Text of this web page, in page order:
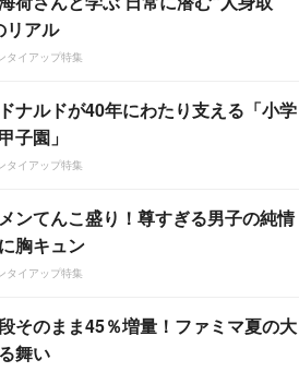
リアル
タイアップ特集
ナルドが40年にわたり支える「小学
子園」
タイアップ特集
ンてんこ盛り！尊すぎる男子の純情
胸キュン
タイアップ特集
そのまま45％増量！ファミマ夏の大
舞い